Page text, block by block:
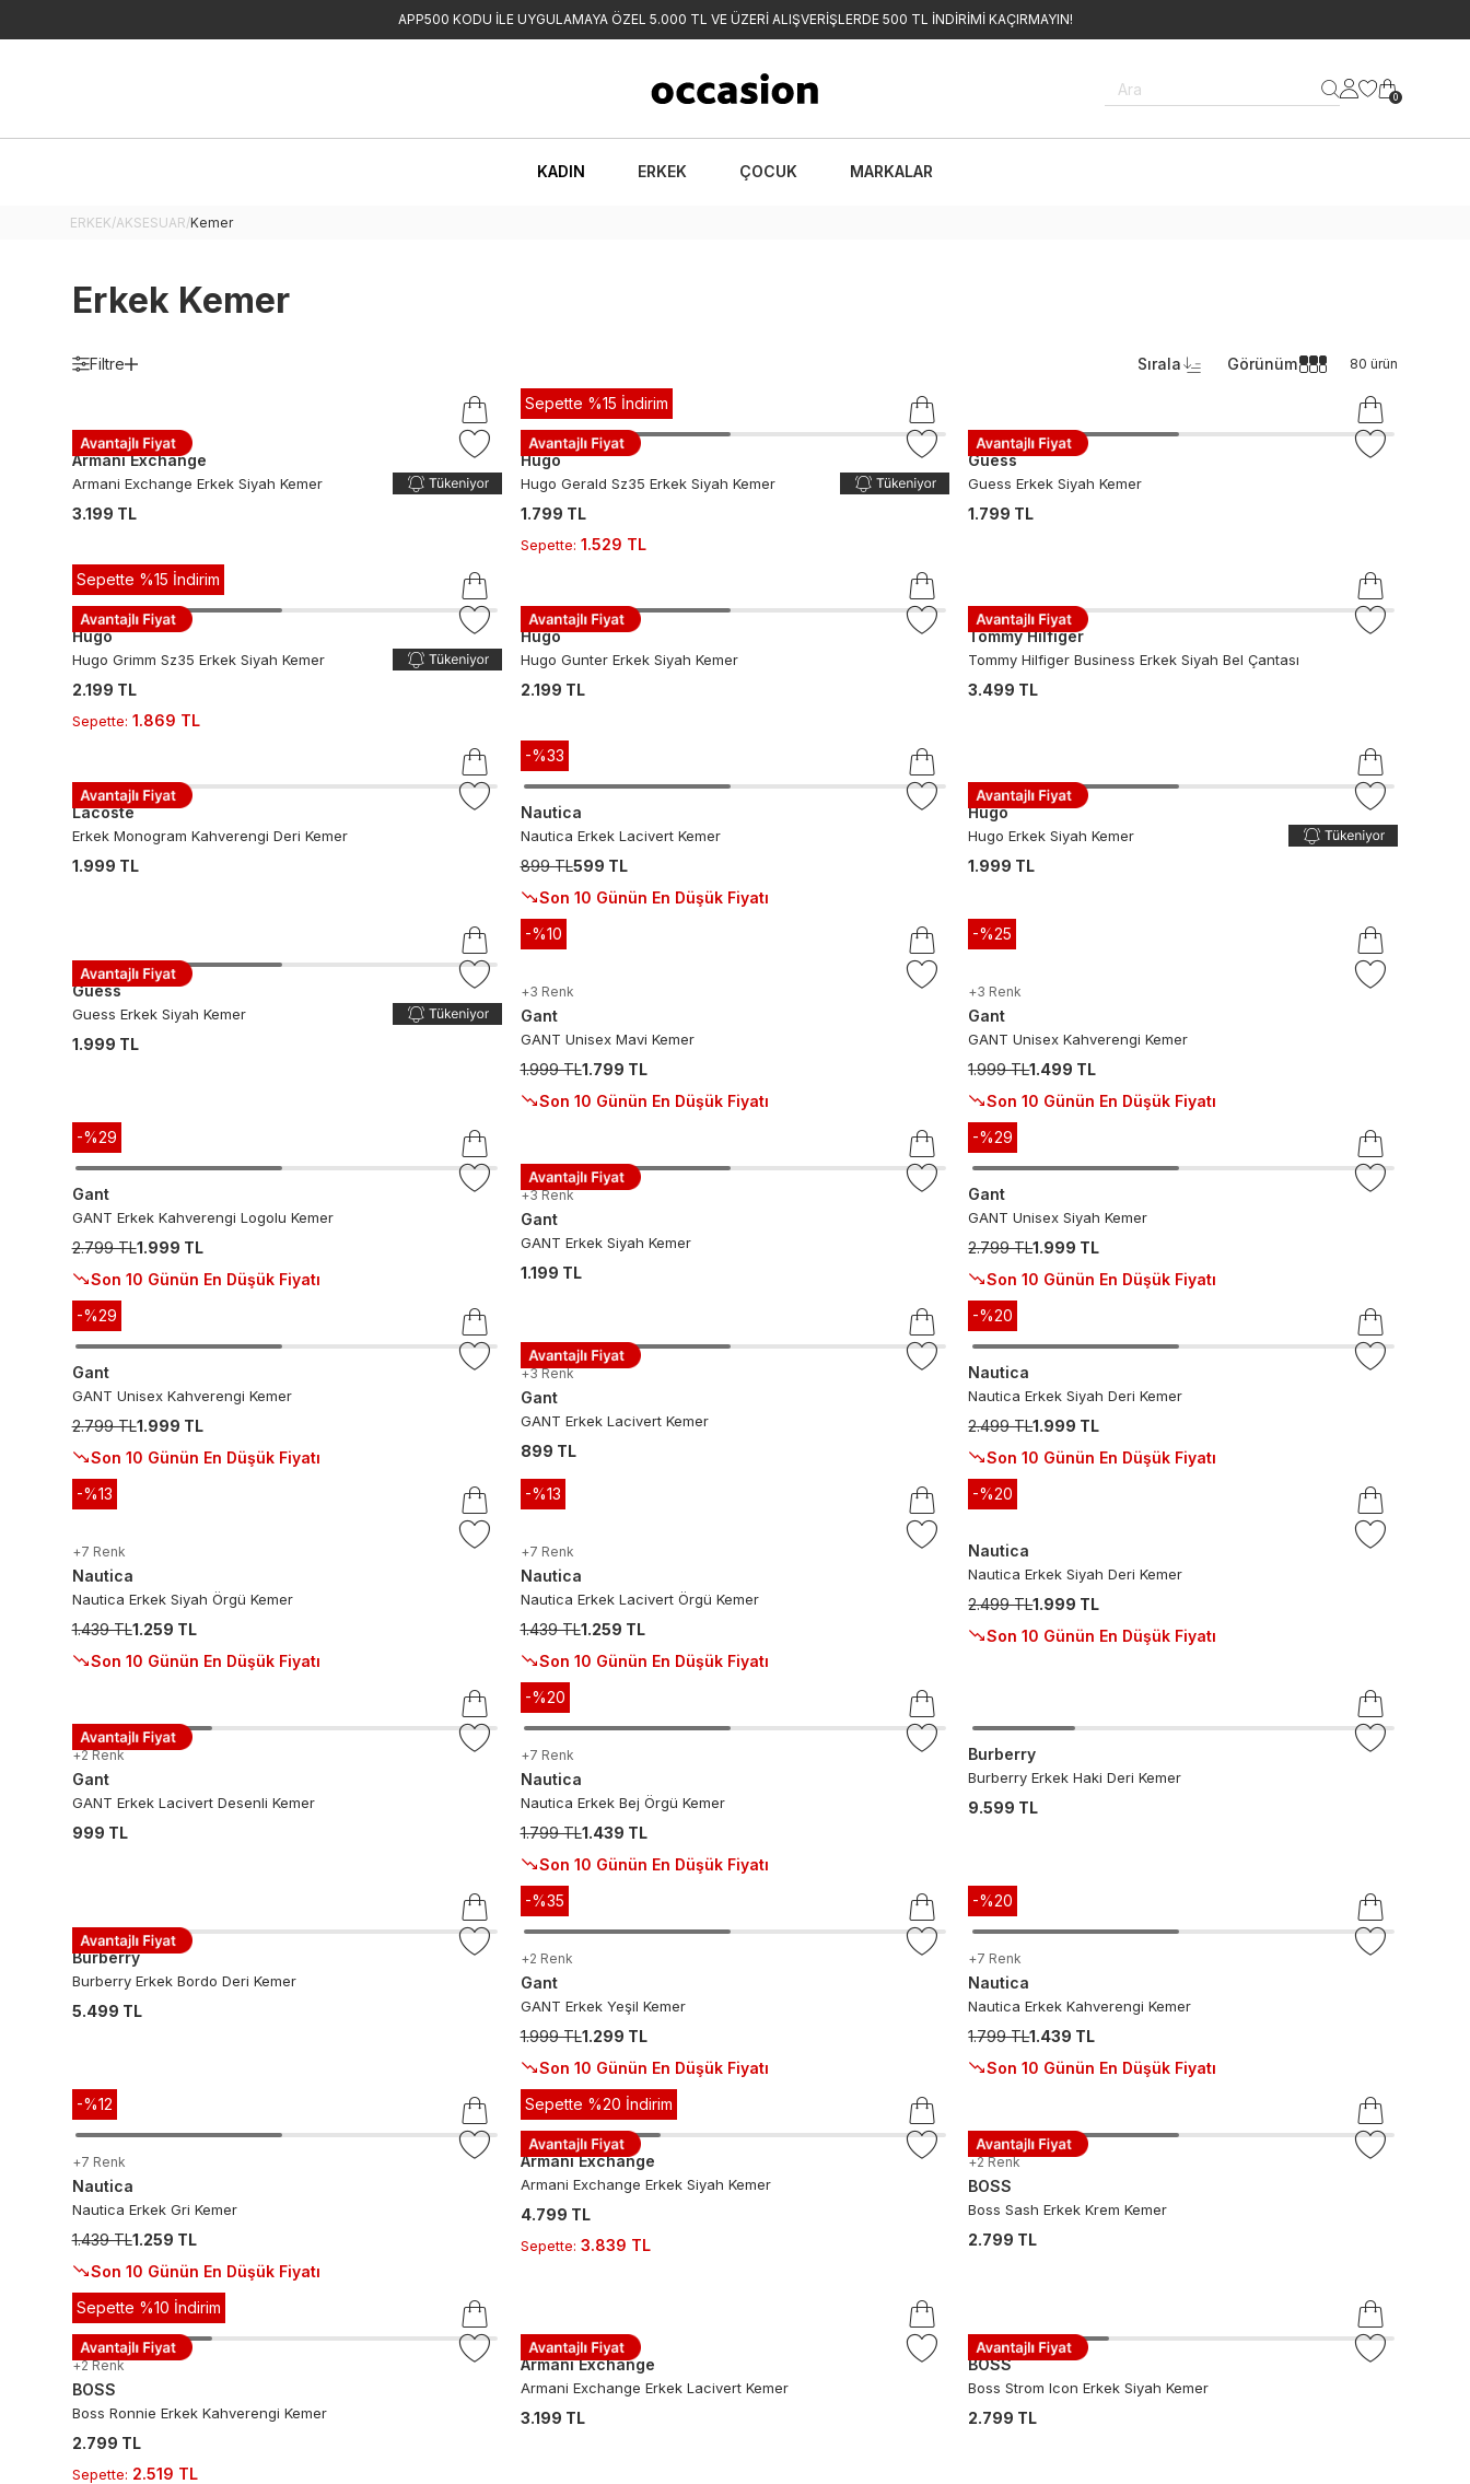
APP500 KODU İLE UYGULAMAYA ÖZEL 5.000 TL VE ÜZERİ ALIŞVERİŞLERDE 500 TL İNDİRİMİ KAÇIRMAYIN!
Ara 0
KADIN ERKEK ÇOCUK MARKALAR
ERKEK/AKSESUAR/Kemer
Erkek Kemer
Filtre Sırala Görünüm 80 ürün
Armani Exchange
Armani Exchange Erkek Siyah Kemer
3.199 TL
Sepette %15 İndirim
Hugo
Hugo Gerald Sz35 Erkek Siyah Kemer
1.799 TL
Sepette: 1.529 TL
Guess
Guess Erkek Siyah Kemer
1.799 TL
Sepette %15 İndirim
Hugo
Hugo Grimm Sz35 Erkek Siyah Kemer
2.199 TL
Sepette: 1.869 TL
Hugo
Hugo Gunter Erkek Siyah Kemer
2.199 TL
Tommy Hilfiger
Tommy Hilfiger Business Erkek Siyah Bel Çantası
3.499 TL
Lacoste
Erkek Monogram Kahverengi Deri Kemer
1.999 TL
-%33
Nautica
Nautica Erkek Lacivert Kemer
899 TL599 TL
Son 10 Günün En Düşük Fiyatı
Hugo
Hugo Erkek Siyah Kemer
1.999 TL
Guess
Guess Erkek Siyah Kemer
1.999 TL
-%10
+3 Renk
Gant
GANT Unisex Mavi Kemer
1.999 TL1.799 TL
Son 10 Günün En Düşük Fiyatı
-%25
+3 Renk
Gant
GANT Unisex Kahverengi Kemer
1.999 TL1.499 TL
Son 10 Günün En Düşük Fiyatı
-%29
Gant
GANT Erkek Kahverengi Logolu Kemer
2.799 TL1.999 TL
Son 10 Günün En Düşük Fiyatı
+3 Renk
Gant
GANT Erkek Siyah Kemer
1.199 TL
-%29
Gant
GANT Unisex Siyah Kemer
2.799 TL1.999 TL
Son 10 Günün En Düşük Fiyatı
-%29
Gant
GANT Unisex Kahverengi Kemer
2.799 TL1.999 TL
Son 10 Günün En Düşük Fiyatı
+3 Renk
Gant
GANT Erkek Lacivert Kemer
899 TL
-%20
Nautica
Nautica Erkek Siyah Deri Kemer
2.499 TL1.999 TL
Son 10 Günün En Düşük Fiyatı
-%13
+7 Renk
Nautica
Nautica Erkek Siyah Örgü Kemer
1.439 TL1.259 TL
Son 10 Günün En Düşük Fiyatı
-%13
+7 Renk
Nautica
Nautica Erkek Lacivert Örgü Kemer
1.439 TL1.259 TL
Son 10 Günün En Düşük Fiyatı
-%20
Nautica
Nautica Erkek Siyah Deri Kemer
2.499 TL1.999 TL
Son 10 Günün En Düşük Fiyatı
+2 Renk
Gant
GANT Erkek Lacivert Desenli Kemer
999 TL
-%20
+7 Renk
Nautica
Nautica Erkek Bej Örgü Kemer
1.799 TL1.439 TL
Son 10 Günün En Düşük Fiyatı
Burberry
Burberry Erkek Haki Deri Kemer
9.599 TL
Burberry
Burberry Erkek Bordo Deri Kemer
5.499 TL
-%35
+2 Renk
Gant
GANT Erkek Yeşil Kemer
1.999 TL1.299 TL
Son 10 Günün En Düşük Fiyatı
-%20
+7 Renk
Nautica
Nautica Erkek Kahverengi Kemer
1.799 TL1.439 TL
Son 10 Günün En Düşük Fiyatı
-%12
+7 Renk
Nautica
Nautica Erkek Gri Kemer
1.439 TL1.259 TL
Son 10 Günün En Düşük Fiyatı
Sepette %20 İndirim
Armani Exchange
Armani Exchange Erkek Siyah Kemer
4.799 TL
Sepette: 3.839 TL
+2 Renk
BOSS
Boss Sash Erkek Krem Kemer
2.799 TL
Sepette %10 İndirim
+2 Renk
BOSS
Boss Ronnie Erkek Kahverengi Kemer
2.799 TL
Sepette: 2.519 TL
Armani Exchange
Armani Exchange Erkek Lacivert Kemer
3.199 TL
BOSS
Boss Strom Icon Erkek Siyah Kemer
2.799 TL